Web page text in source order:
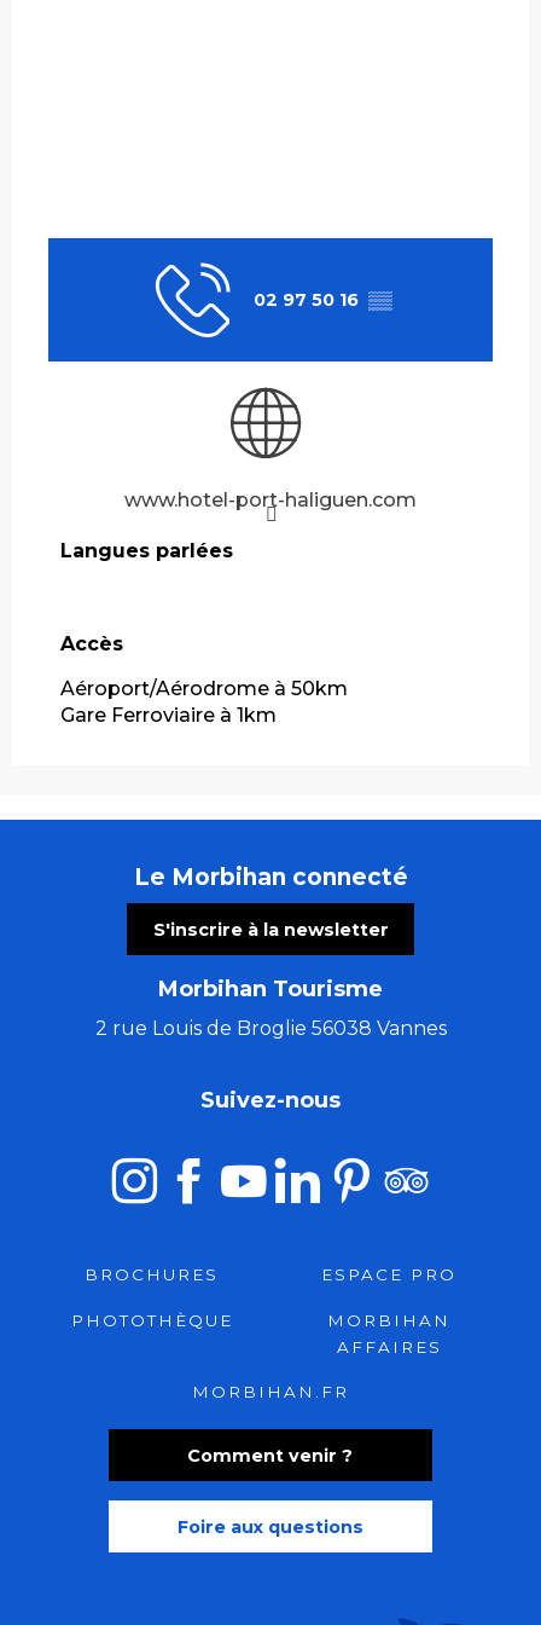
02 97 50 16 ▒▒
www.hotel-port-haliguen.com
Langues parlées
Langues parlées
Accès
Accès
Aéroport/Aérodrome à 50km
Gare Ferroviaire à 1km
Le Morbihan connecté
S'inscrire à la newsletter
Morbihan Tourisme
2 rue Louis de Broglie 56038 Vannes
Comment venir ?
Foire aux questions
Suivez-nous
BROCHURES ESPACE PRO
PHOTOTHÈQUE
MORBIHAN
AFFAIRES
MORBIHAN.FR